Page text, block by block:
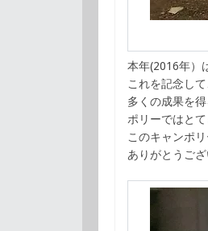
本年(2016年）
これを記念し
多くの成果を
ポリーではと
このキャンポ
ありがとうござ